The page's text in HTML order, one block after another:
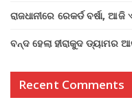
ରାଜଧାନୀରେ ରେକର୍ଡ ବର୍ଷା,
ବନ୍ଦ ହେଲା ହୀରାକୁଦ ଡ୍ୟାମର
Recent Comments